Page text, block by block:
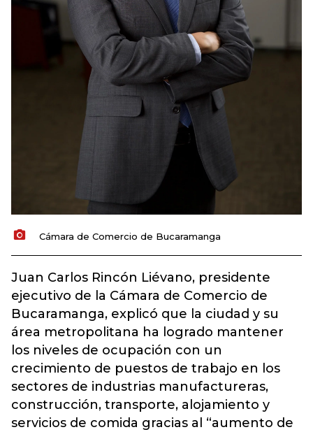
Cámara de Comercio de Bucaramanga
Juan Carlos Rincón Liévano, presidente
ejecutivo de la Cámara de Comercio de
Bucaramanga, explicó que la ciudad y su
área metropolitana ha logrado mantener
los niveles de ocupación con un
crecimiento de puestos de trabajo en los
sectores de industrias manufactureras,
construcción, transporte, alojamiento y
servicios de comida gracias al “aumento de